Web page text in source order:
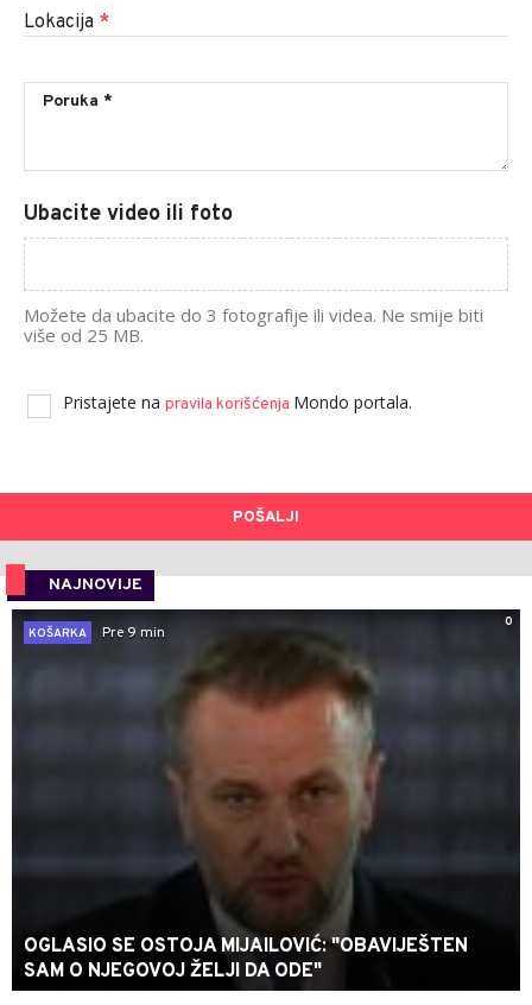
Lokacija *
Ubacite video ili foto
Možete da ubacite do 3 fotografije ili videa. Ne smije biti
više od 25 MB.
Pristajete na pravila korišćenja Mondo portala.
POŠALJI
NAJNOVIJE
0
KOŠARKA
Pre 9 min
OGLASIO SE OSTOJA MIJAILOVIĆ: "OBAVIJEŠTEN
SAM O NJEGOVOJ ŽELJI DA ODE"